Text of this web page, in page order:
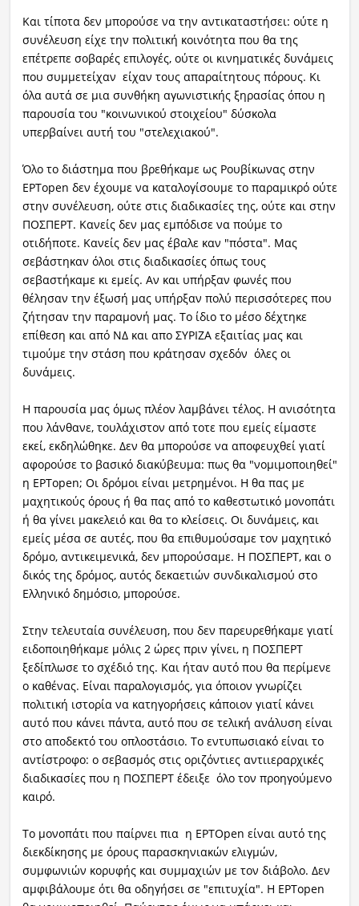
Και τίποτα δεν μπορούσε να την αντικαταστήσει: ούτε η
συνέλευση είχε την πολιτική κοινότητα που θα της
επέτρεπε σοβαρές επιλογές, ούτε οι κινηματικές δυνάμεις
που συμμετείχαν είχαν τους απαραίτητους πόρους. Κι
όλα αυτά σε μια συνθήκη αγωνιστικής ξηρασίας όπου η
παρουσία του "κοινωνικού στοιχείου" δύσκολα
υπερβαίνει αυτή του "στελεχιακού".
Όλο το διάστημα που βρεθήκαμε ως Ρουβίκωνας στην
ΕΡΤopen δεν έχουμε να καταλογίσουμε το παραμικρό ούτε
στην συνέλευση, ούτε στις διαδικασίες της, ούτε και στην
ΠΟΣΠΕΡΤ. Κανείς δεν μας εμπόδισε να πούμε το
οτιδήποτε. Κανείς δεν μας έβαλε καν "πόστα". Μας
σεβάστηκαν όλοι στις διαδικασίες όπως τους
σεβαστήκαμε κι εμείς. Αν και υπήρξαν φωνές που
θέλησαν την έξωσή μας υπήρξαν πολύ περισσότερες που
ζήτησαν την παραμονή μας. Το ίδιο το μέσο δέχτηκε
επίθεση και από ΝΔ και απο ΣΥΡΙΖΑ εξαιτίας μας και
τιμούμε την στάση που κράτησαν σχεδόν όλες οι
δυνάμεις.
Η παρουσία μας όμως πλέον λαμβάνει τέλος. Η ανισότητα
που λάνθανε, τουλάχιστον από τοτε που εμείς είμαστε
εκεί, εκδηλώθηκε. Δεν θα μπορούσε να αποφευχθεί γιατί
αφορούσε το βασικό διακύβευμα: πως θα "νομιμοποιηθεί"
η ΕΡΤopen; Οι δρόμοι είναι μετρημένοι. Η θα πας με
μαχητικούς όρους ή θα πας από το καθεστωτικό μονοπάτι
ή θα γίνει μακελειό και θα το κλείσεις. Οι δυνάμεις, και
εμείς μέσα σε αυτές, που θα επιθυμούσαμε τον μαχητικό
δρόμο, αντικειμενικά, δεν μπορούσαμε. Η ΠΟΣΠΕΡΤ, και ο
δικός της δρόμος, αυτός δεκαετιών συνδικαλισμού στο
Ελληνικό δημόσιο, μπορούσε.
Στην τελευταία συνέλευση, που δεν παρευρεθήκαμε γιατί
ειδοποιηθήκαμε μόλις 2 ώρες πριν γίνει, η ΠΟΣΠΕΡΤ
ξεδίπλωσε το σχέδιό της. Και ήταν αυτό που θα περίμενε
ο καθένας. Είναι παραλογισμός, για όποιον γνωρίζει
πολιτική ιστορία να κατηγορήσεις κάποιον γιατί κάνει
αυτό που κάνει πάντα, αυτό που σε τελική ανάλυση είναι
στο αποδεκτό του οπλοστάσιο. Το εντυπωσιακό είναι το
αντίστροφο: ο σεβασμός στις οριζόντιες αντιιεραρχικές
διαδικασίες που η ΠΟΣΠΕΡΤ έδειξε όλο τον προηγούμενο
καιρό.
Το μονοπάτι που παίρνει πια η ΕΡΤOpen είναι αυτό της
διεκδίκησης με όρους παρασκηνιακών ελιγμών,
συμφωνιών κορυφής και συμμαχιών με τον διάβολο. Δεν
αμφιβάλουμε ότι θα οδηγήσει σε "επιτυχία". Η ΕΡΤopen